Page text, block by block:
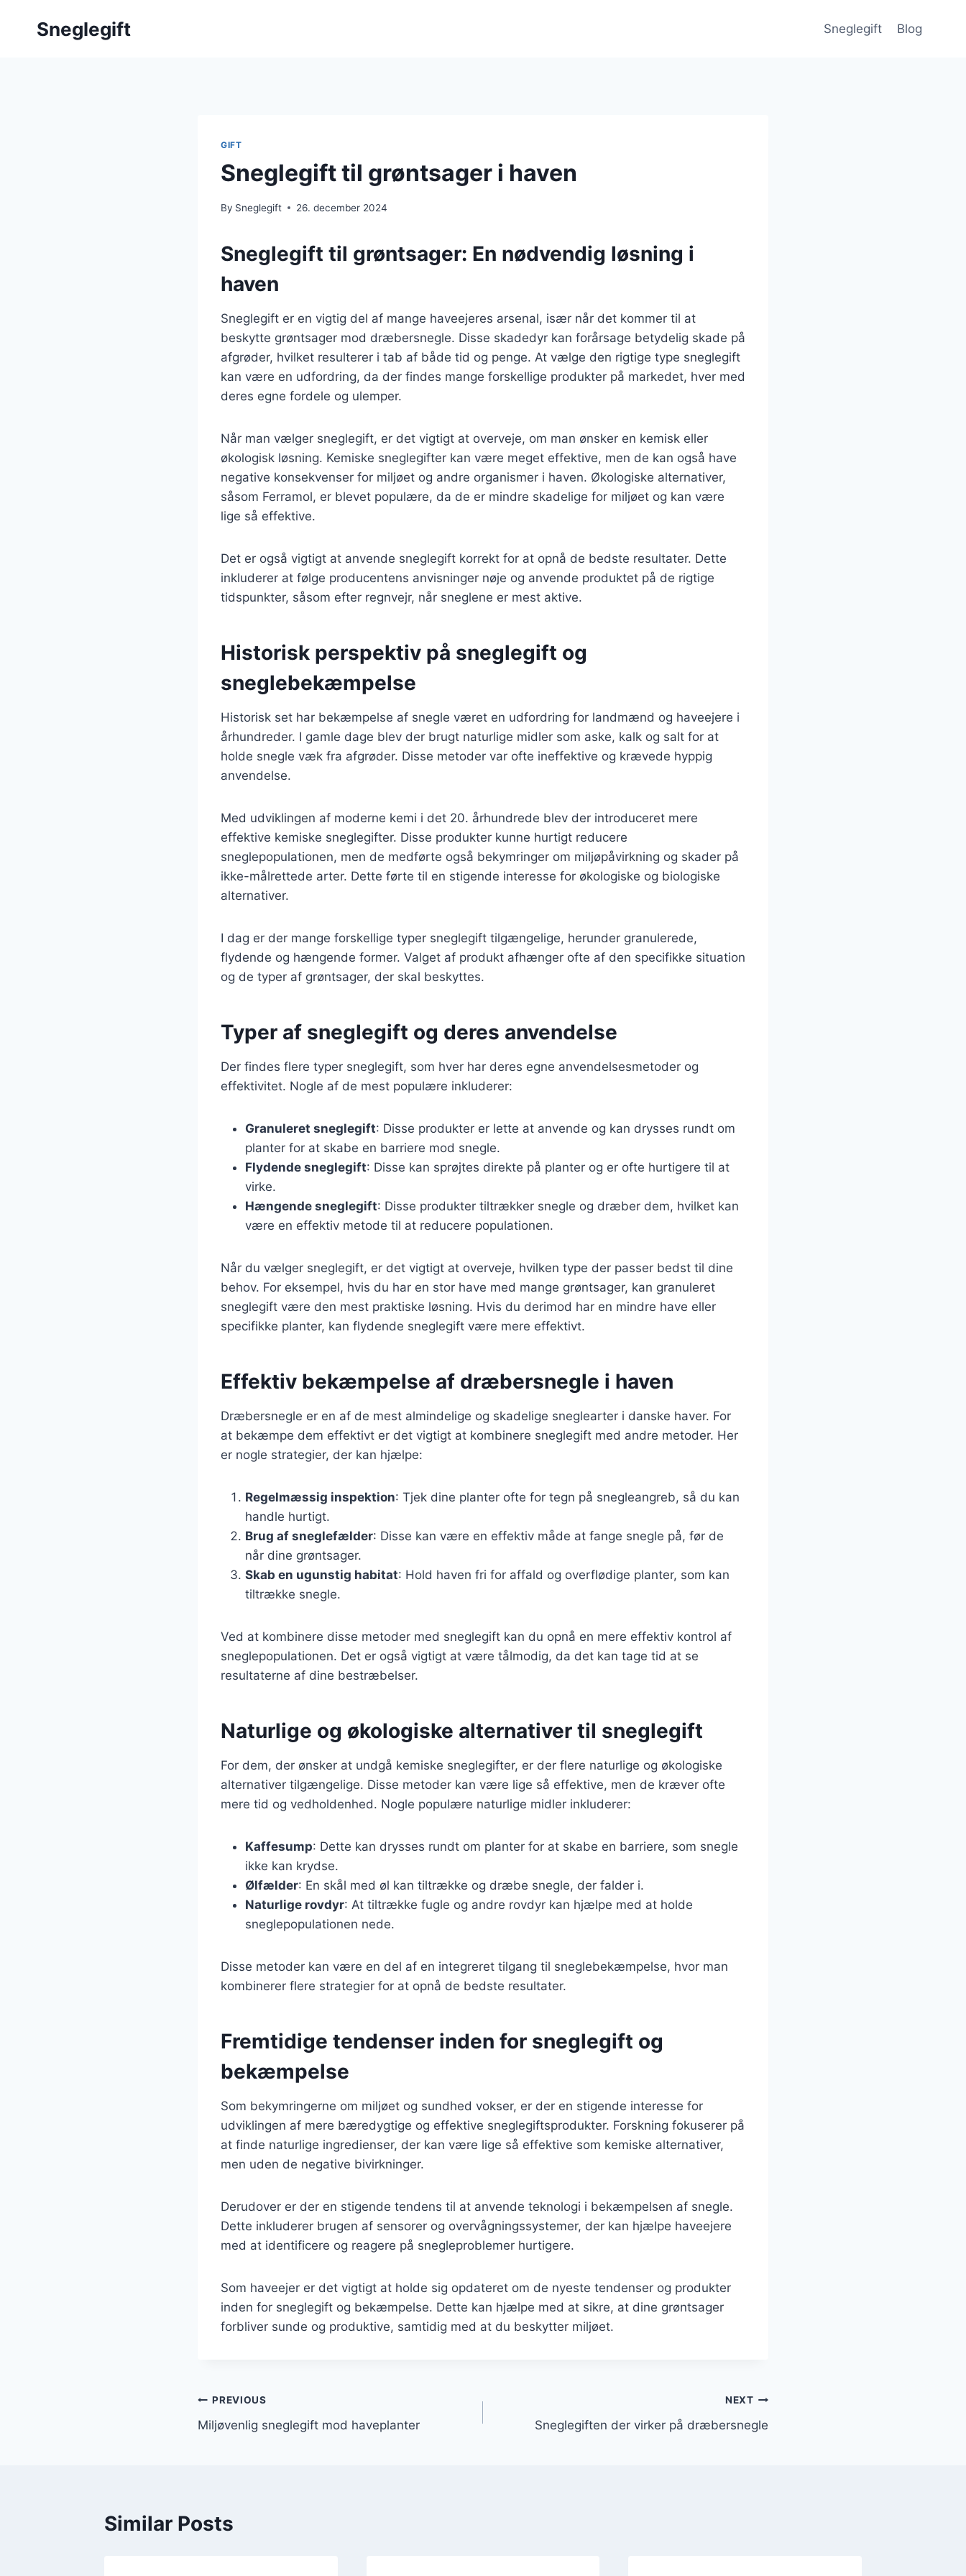
Sneglegift Sneglegift Blog
GIFT
Sneglegift til grøntsager i haven
By Sneglegift 26. december 2024
Sneglegift til grøntsager: En nødvendig løsning i
haven
Sneglegift er en vigtig del af mange haveejeres arsenal, især når det kommer til at
beskytte grøntsager mod dræbersnegle. Disse skadedyr kan forårsage betydelig skade på
afgrøder, hvilket resulterer i tab af både tid og penge. At vælge den rigtige type sneglegift
kan være en udfordring, da der findes mange forskellige produkter på markedet, hver med
deres egne fordele og ulemper.
Når man vælger sneglegift, er det vigtigt at overveje, om man ønsker en kemisk eller
økologisk løsning. Kemiske sneglegifter kan være meget effektive, men de kan også have
negative konsekvenser for miljøet og andre organismer i haven. Økologiske alternativer,
såsom Ferramol, er blevet populære, da de er mindre skadelige for miljøet og kan være
lige så effektive.
Det er også vigtigt at anvende sneglegift korrekt for at opnå de bedste resultater. Dette
inkluderer at følge producentens anvisninger nøje og anvende produktet på de rigtige
tidspunkter, såsom efter regnvejr, når sneglene er mest aktive.
Historisk perspektiv på sneglegift og
sneglebekæmpelse
Historisk set har bekæmpelse af snegle været en udfordring for landmænd og haveejere i
århundreder. I gamle dage blev der brugt naturlige midler som aske, kalk og salt for at
holde snegle væk fra afgrøder. Disse metoder var ofte ineffektive og krævede hyppig
anvendelse.
Med udviklingen af moderne kemi i det 20. århundrede blev der introduceret mere
effektive kemiske sneglegifter. Disse produkter kunne hurtigt reducere
sneglepopulationen, men de medførte også bekymringer om miljøpåvirkning og skader på
ikke-målrettede arter. Dette førte til en stigende interesse for økologiske og biologiske
alternativer.
I dag er der mange forskellige typer sneglegift tilgængelige, herunder granulerede,
flydende og hængende former. Valget af produkt afhænger ofte af den specifikke situation
og de typer af grøntsager, der skal beskyttes.
Typer af sneglegift og deres anvendelse
Der findes flere typer sneglegift, som hver har deres egne anvendelsesmetoder og
effektivitet. Nogle af de mest populære inkluderer:
Granuleret sneglegift: Disse produkter er lette at anvende og kan drysses rundt om
planter for at skabe en barriere mod snegle.
Flydende sneglegift: Disse kan sprøjtes direkte på planter og er ofte hurtigere til at
virke.
Hængende sneglegift: Disse produkter tiltrækker snegle og dræber dem, hvilket kan
være en effektiv metode til at reducere populationen.
Når du vælger sneglegift, er det vigtigt at overveje, hvilken type der passer bedst til dine
behov. For eksempel, hvis du har en stor have med mange grøntsager, kan granuleret
sneglegift være den mest praktiske løsning. Hvis du derimod har en mindre have eller
specifikke planter, kan flydende sneglegift være mere effektivt.
Effektiv bekæmpelse af dræbersnegle i haven
Dræbersnegle er en af de mest almindelige og skadelige sneglearter i danske haver. For
at bekæmpe dem effektivt er det vigtigt at kombinere sneglegift med andre metoder. Her
er nogle strategier, der kan hjælpe:
Regelmæssig inspektion: Tjek dine planter ofte for tegn på snegleangreb, så du kan
handle hurtigt.
Brug af sneglefælder: Disse kan være en effektiv måde at fange snegle på, før de
når dine grøntsager.
Skab en ugunstig habitat: Hold haven fri for affald og overflødige planter, som kan
tiltrække snegle.
Ved at kombinere disse metoder med sneglegift kan du opnå en mere effektiv kontrol af
sneglepopulationen. Det er også vigtigt at være tålmodig, da det kan tage tid at se
resultaterne af dine bestræbelser.
Naturlige og økologiske alternativer til sneglegift
For dem, der ønsker at undgå kemiske sneglegifter, er der flere naturlige og økologiske
alternativer tilgængelige. Disse metoder kan være lige så effektive, men de kræver ofte
mere tid og vedholdenhed. Nogle populære naturlige midler inkluderer:
Kaffesump: Dette kan drysses rundt om planter for at skabe en barriere, som snegle
ikke kan krydse.
Ølfælder: En skål med øl kan tiltrække og dræbe snegle, der falder i.
Naturlige rovdyr: At tiltrække fugle og andre rovdyr kan hjælpe med at holde
sneglepopulationen nede.
Disse metoder kan være en del af en integreret tilgang til sneglebekæmpelse, hvor man
kombinerer flere strategier for at opnå de bedste resultater.
Fremtidige tendenser inden for sneglegift og
bekæmpelse
Som bekymringerne om miljøet og sundhed vokser, er der en stigende interesse for
udviklingen af mere bæredygtige og effektive sneglegiftsprodukter. Forskning fokuserer på
at finde naturlige ingredienser, der kan være lige så effektive som kemiske alternativer,
men uden de negative bivirkninger.
Derudover er der en stigende tendens til at anvende teknologi i bekæmpelsen af snegle.
Dette inkluderer brugen af sensorer og overvågningssystemer, der kan hjælpe haveejere
med at identificere og reagere på snegleproblemer hurtigere.
Som haveejer er det vigtigt at holde sig opdateret om de nyeste tendenser og produkter
inden for sneglegift og bekæmpelse. Dette kan hjælpe med at sikre, at dine grøntsager
forbliver sunde og produktive, samtidig med at du beskytter miljøet.
Indlægsnavigation
PREVIOUS
Miljøvenlig sneglegift mod haveplanter
NEXT
Sneglegiften der virker på dræbersnegle
Similar Posts